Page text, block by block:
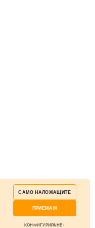
САМО НАЛОЖАЩИТЕ
ПРИЕМАМ
КОНФИГУРИРАНЕ